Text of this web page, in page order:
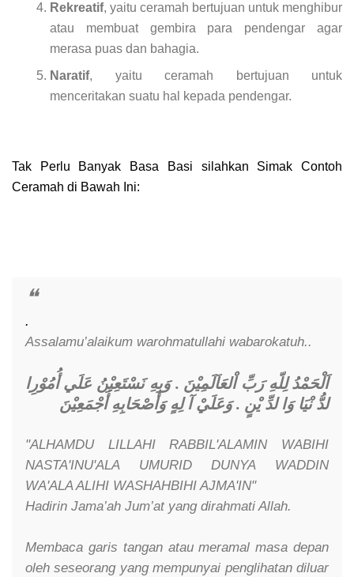
Rekreatif, yaitu ceramah bertujuan untuk menghibur
atau membuat gembira para pendengar agar
merasa puas dan bahagia.
Naratif, yaitu ceramah bertujuan untuk
menceritakan suatu hal kepada pendengar.
Tak Perlu Banyak Basa Basi silahkan Simak Contoh
Ceramah di Bawah Ini:
.
Assalamu’alaikum warohmatullahi wabarokatuh..
اَلْحَمْدُ لِلّهِ رَبِّ اْلعَاَلَمِيْنَ . وَبِهِ نَسْتَعِيْنُ عَلَي أُمُوْرِا
لدُّ نْيَا وَا لدِّ يْنٍ .وَعَلَيْ آ لِهٍ وَأَصْحَابِهِ أَجْمَعِيْنَ
"ALHAMDU LILLAHI RABBIL'ALAMIN WABIHI
NASTA'INU'ALA UMURID DUNYA WADDIN
WA'ALA ALIHI WASHAHBIHI AJMA'IN"
Hadirin Jama’ah Jum’at yang dirahmati Allah.
Membaca garis tangan atau meramal masa depan
oleh seseorang yang mempunyai penglihatan diluar